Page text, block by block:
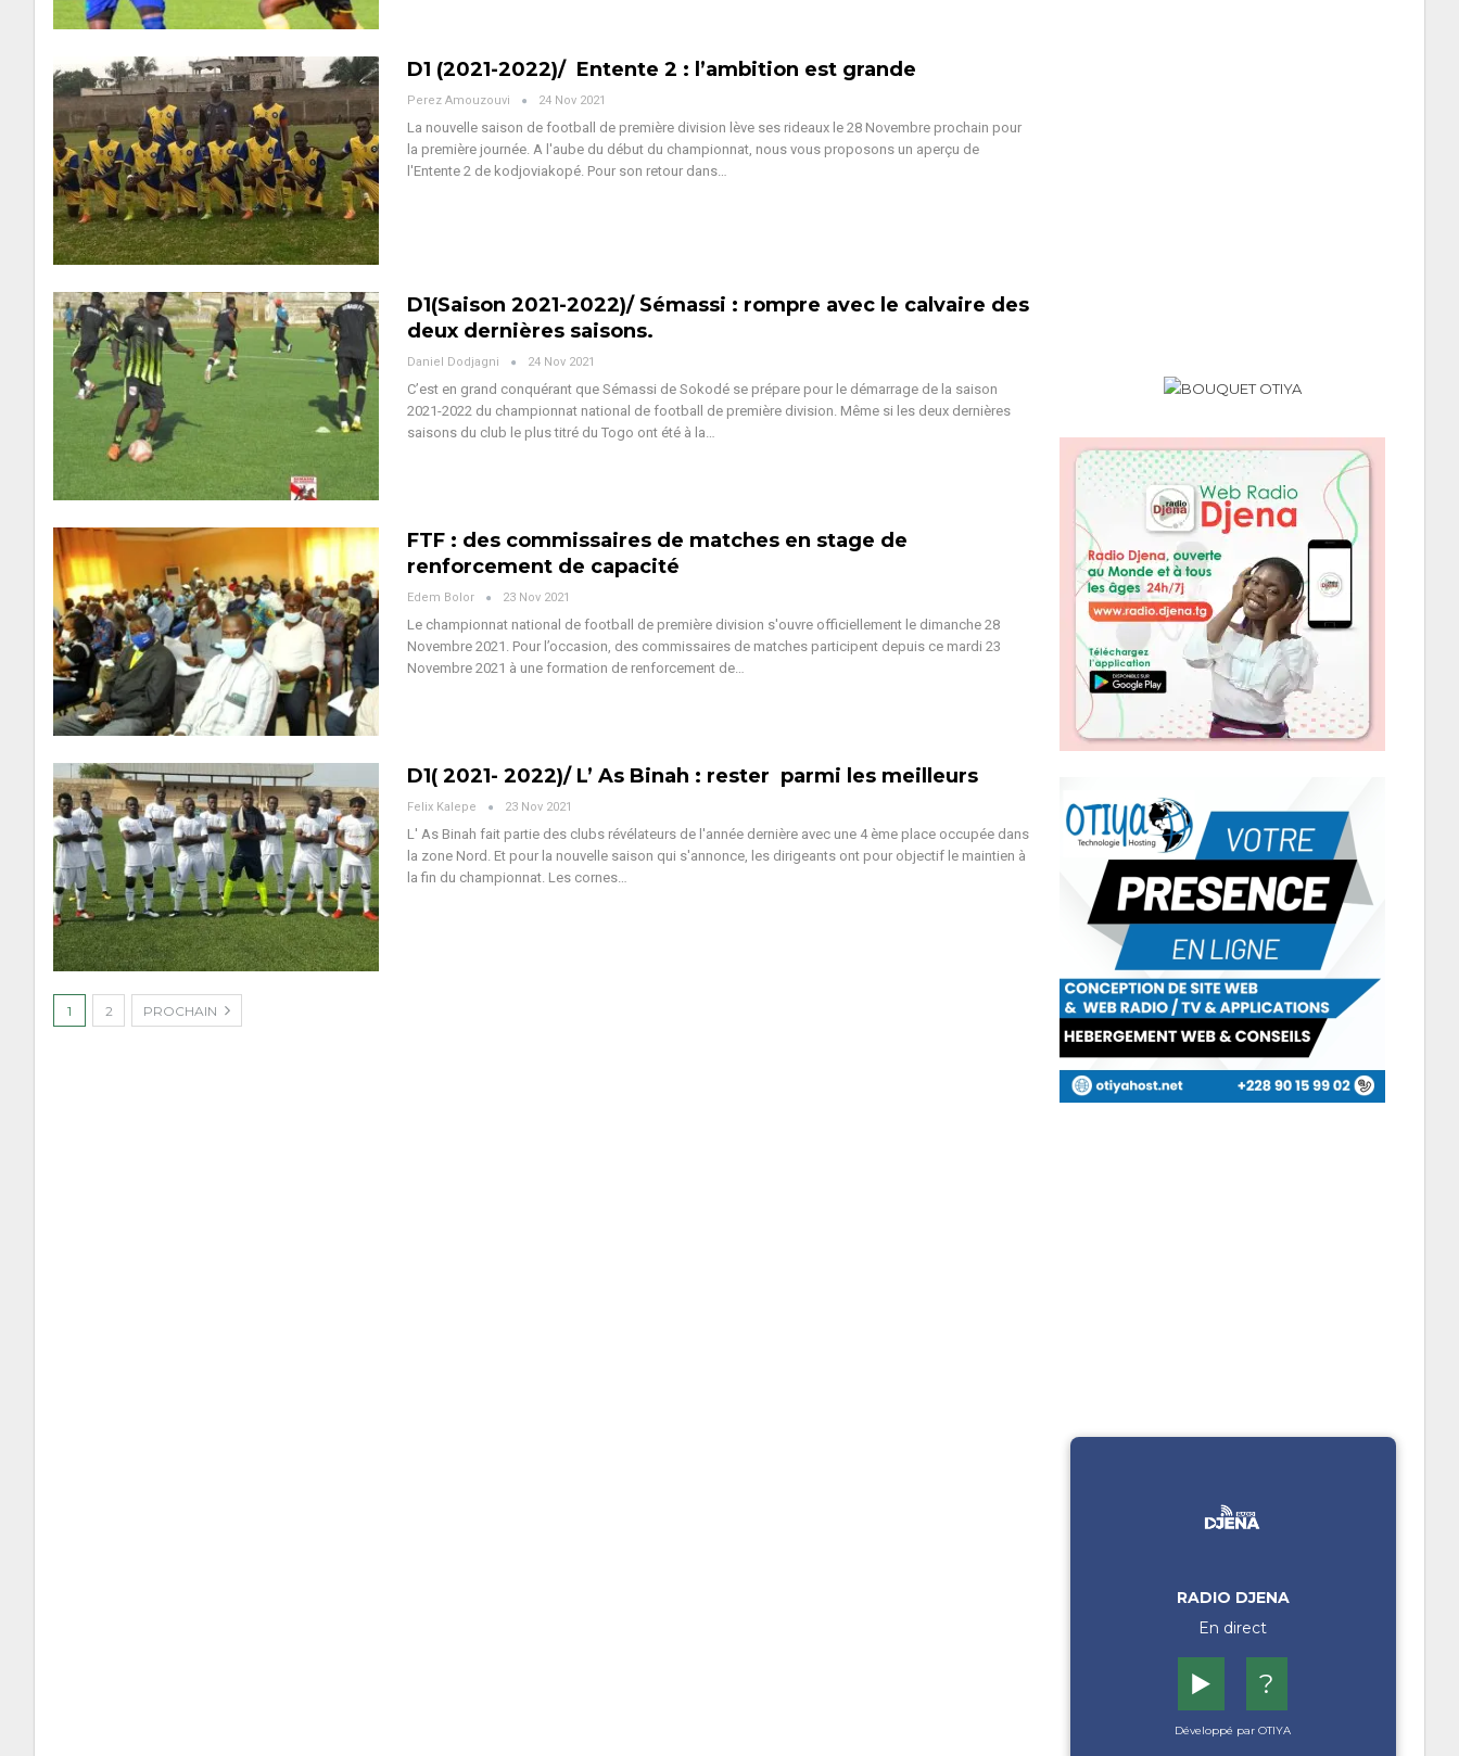
D1 (2021-2022)/ Entente 2 : l’ambition est grande
Perez Amouzouvi 24 Nov 2021
La nouvelle saison de football de première division lève ses rideaux le 28 Novembre prochain pour
la première journée. A l'aube du début du championnat, nous vous proposons un aperçu de
l'Entente 2 de kodjoviakopé. Pour son retour dans…
D1(Saison 2021-2022)/ Sémassi : rompre avec le calvaire des
deux dernières saisons.
Daniel Dodjagni 24 Nov 2021
C’est en grand conquérant que Sémassi de Sokodé se prépare pour le démarrage de la saison
2021-2022 du championnat national de football de première division. Même si les deux dernières
saisons du club le plus titré du Togo ont été à la…
FTF : des commissaires de matches en stage de
renforcement de capacité
Edem Bolor 23 Nov 2021
Le championnat national de football de première division s'ouvre officiellement le dimanche 28
Novembre 2021. Pour l’occasion, des commissaires de matches participent depuis ce mardi 23
Novembre 2021 à une formation de renforcement de…
D1( 2021- 2022)/ L’ As Binah : rester parmi les meilleurs
Felix Kalepe 23 Nov 2021
L' As Binah fait partie des clubs révélateurs de l'année dernière avec une 4 ème place occupée dans
la zone Nord. Et pour la nouvelle saison qui s'annonce, les dirigeants ont pour objectif le maintien à
la fin du championnat. Les cornes…
1 2 PROCHAIN
RADIO DJENA
En direct
▶️ ?
Développé par OTIYA